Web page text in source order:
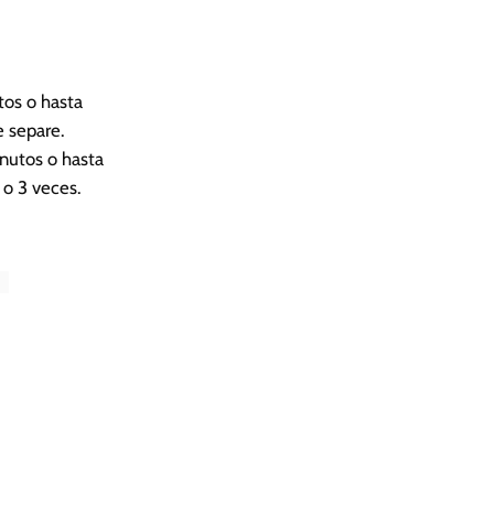
o hasta
separe.
o hasta
3 veces.